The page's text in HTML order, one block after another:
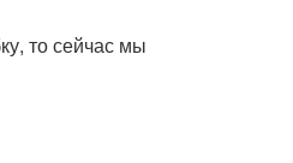
то сейчас мы